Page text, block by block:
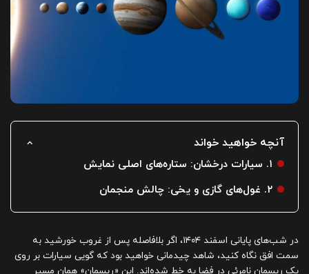
آنچه خواهید خواند
۱. سیارات درخشان: ستاره‌های اصلی نمایش
۲. غول‌های گازی و یخی: چالش منجمان
در شب‌های پایانی اسفند ۱۴۰۴، اگر بلافاصله پس از غروب خورشید به
سمت افق نگاه کنید، شاهد چیدمانی خواهید بود که گویی سیارات بر روی
یک ریسمان نامرئی در فضا به خط شده‌اند. این «ریسمان» همان مسیر